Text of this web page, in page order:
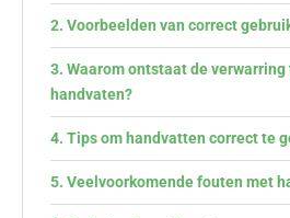
Voorbeelden van correct
Waarom ontstaat de
handvaten?
Tips om handvatten correct te
Veelvoorkomende fouten met